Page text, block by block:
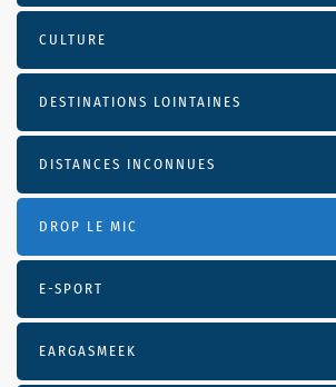
CULTURE
DESTINATIONS LOINTAINES
DISTANCES INCONNUES
DROP LE MIC
E-SPORT
EARGASMEEK